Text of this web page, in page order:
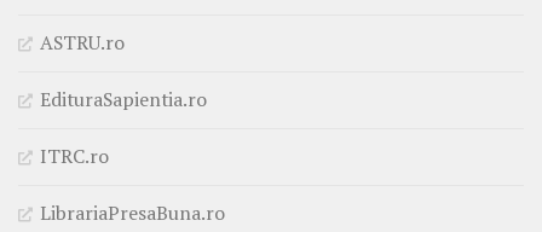
ASTRU.ro
EdituraSapientia.ro
ITRC.ro
LibrariaPresaBuna.ro